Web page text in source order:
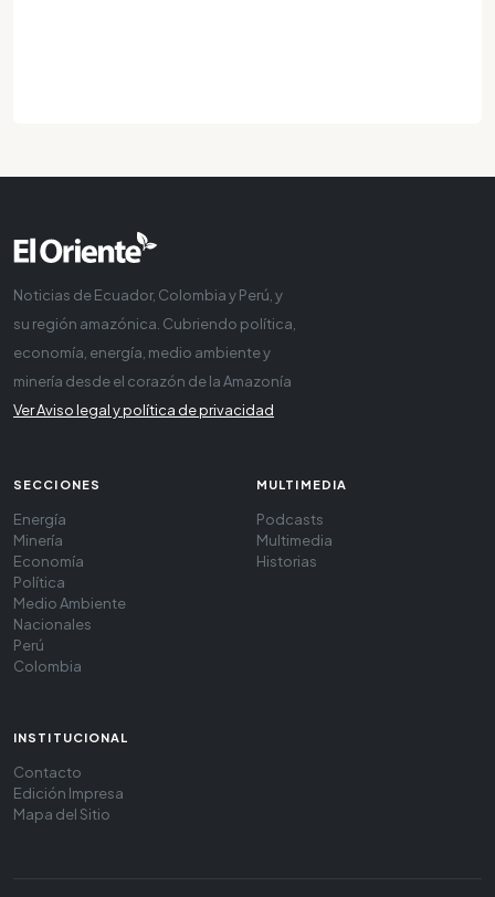
Noticias de Ecuador, Colombia y Perú, y
su región amazónica. Cubriendo política,
economía, energía, medio ambiente y
minería desde el corazón de la Amazonía
Ver Aviso legal y política de privacidad
SECCIONES
Energía
Minería
Economía
Política
Medio Ambiente
Nacionales
Perú
Colombia
MULTIMEDIA
Podcasts
Multimedia
Historias
INSTITUCIONAL
Contacto
Edición Impresa
Mapa del Sitio